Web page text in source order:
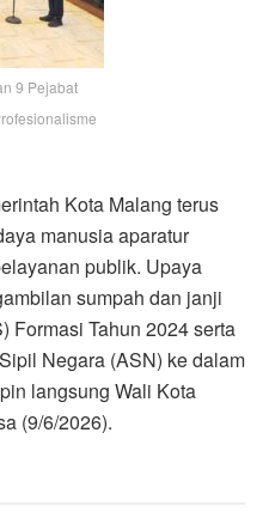
9 Pejabat
Kota Malang terus
manusia aparatur
publik. Upaya
sumpah dan janji
Formasi Tahun 2024 serta
Negara (ASN) ke dalam
langsung Wali Kota
(9/6/2026).